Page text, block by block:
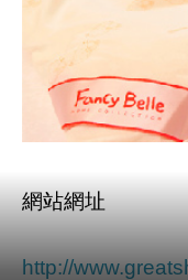
網站網址
http://